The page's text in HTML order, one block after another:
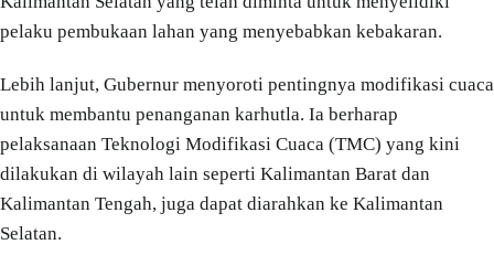
pelaku pembukaan lahan yang menyebabkan kebakaran.
Lebih lanjut, Gubernur menyoroti pentingnya modifikasi cuaca
untuk membantu penanganan karhutla. Ia berharap
pelaksanaan Teknologi Modifikasi Cuaca (TMC) yang kini
dilakukan di wilayah lain seperti Kalimantan Barat dan
Kalimantan Tengah, juga dapat diarahkan ke Kalimantan
Selatan.